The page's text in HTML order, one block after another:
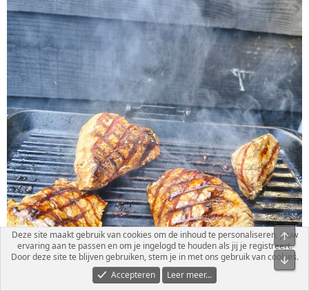
Deze site maakt gebruik van cookies om de inhoud te personaliseren, jouw
ervaring aan te passen en om je ingelogd te houden als jij je registreert.
Door deze site te blijven gebruiken, stem je in met ons gebruik van cookies.
Accepteren
Leer meer...